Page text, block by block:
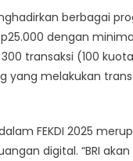
berbagai
dengan
transaksi (100
melakukan
FEKDI 2025
digital. “BRI